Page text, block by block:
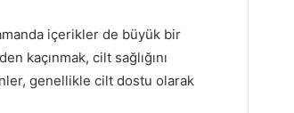
içerikler de büyük bir
kaçınmak, cilt sağlığını
genellikle cilt dostu olarak